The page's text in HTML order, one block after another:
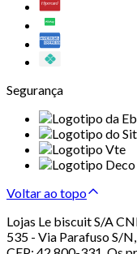
Segurança
Voltar ao topo
Lojas Le biscuit S/A
535 - Via Parafuso S/